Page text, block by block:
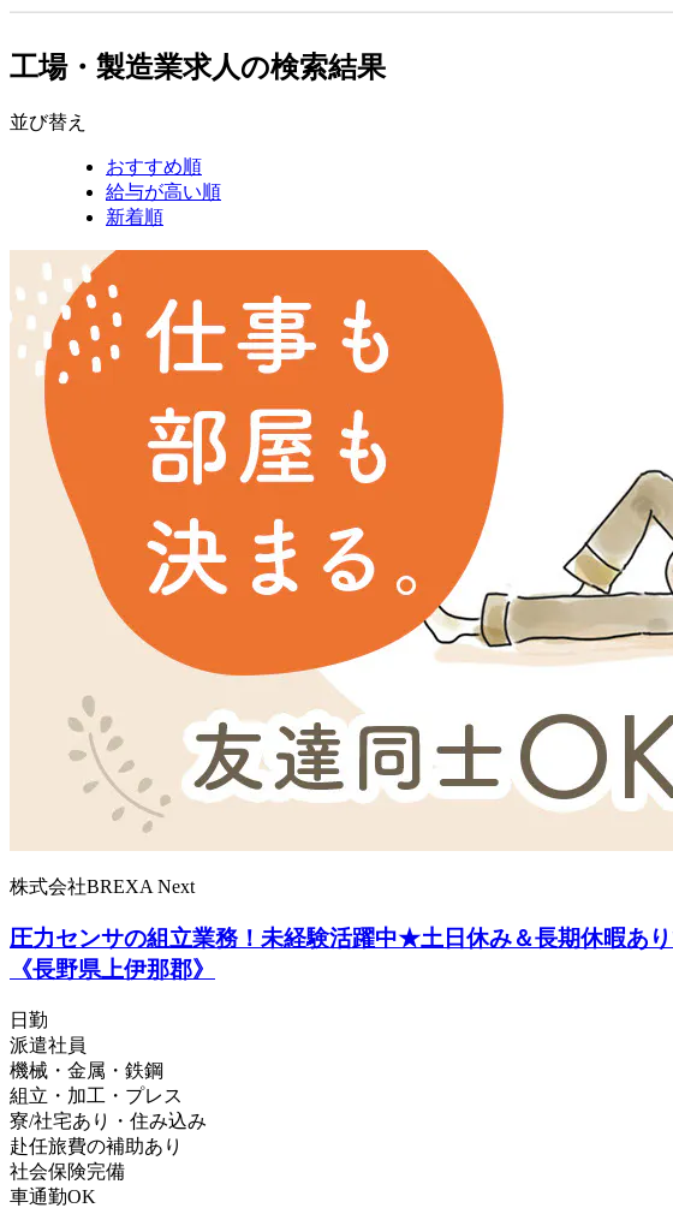
工場・製造業求人の検索結果
並び替え
おすすめ順
給与が高い順
新着順
株式会社BREXA Next
圧力センサの組立業務！未経験活躍中★土日休み＆長期休暇あ
《長野県上伊那郡》
日勤
派遣社員
機械・金属・鉄鋼
組立・加工・プレス
寮/社宅あり・住み込み
赴任旅費の補助あり
社会保険完備
車通勤OK